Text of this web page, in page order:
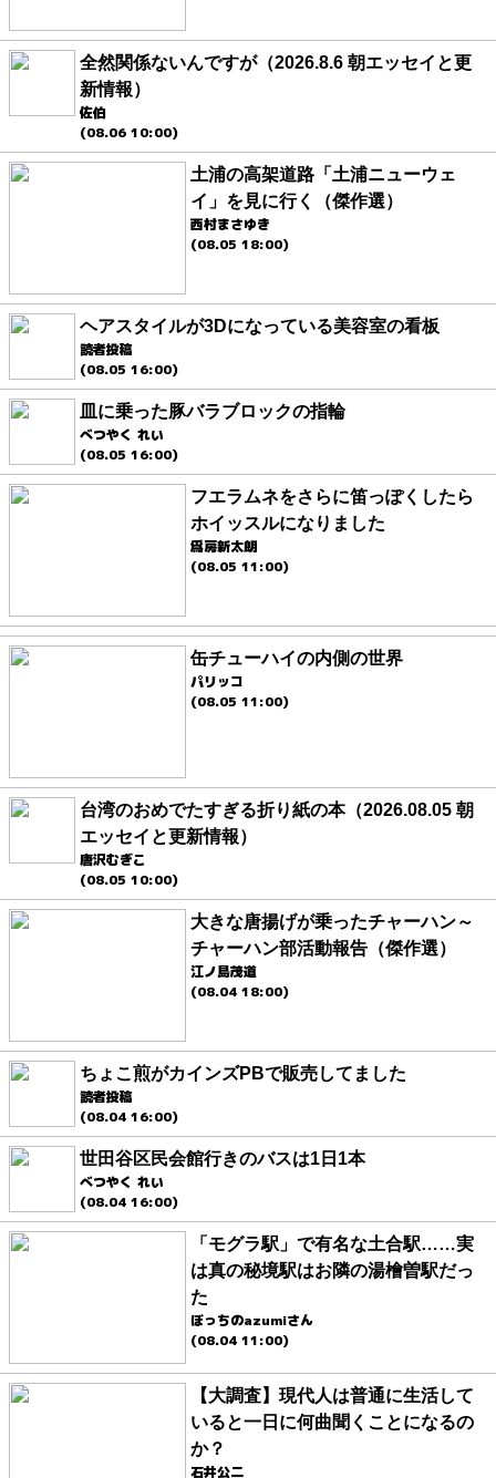
全然関係ないんですが（2026.8.6 朝エッセイと更
新情報）
佐伯
(08.06 10:00)
土浦の高架道路「土浦ニューウェ
イ」を見に行く（傑作選）
西村まさゆき
(08.05 18:00)
ヘアスタイルが3Dになっている美容室の看板
読者投稿
(08.05 16:00)
皿に乗った豚バラブロックの指輪
べつやく れい
(08.05 16:00)
フエラムネをさらに笛っぽくしたら
ホイッスルになりました
爲房新太朗
(08.05 11:00)
缶チューハイの内側の世界
パリッコ
(08.05 11:00)
台湾のおめでたすぎる折り紙の本（2026.08.05 朝
エッセイと更新情報）
唐沢むぎこ
(08.05 10:00)
大きな唐揚げが乗ったチャーハン～
チャーハン部活動報告（傑作選）
江ノ島茂道
(08.04 18:00)
ちょこ煎がカインズPBで販売してました
読者投稿
(08.04 16:00)
世田谷区民会館行きのバスは1日1本
べつやく れい
(08.04 16:00)
「モグラ駅」で有名な土合駅……実
は真の秘境駅はお隣の湯檜曽駅だっ
た
ぼっちのazumiさん
(08.04 11:00)
【大調査】現代人は普通に生活して
いると一日に何曲聞くことになるの
か？
石井公二